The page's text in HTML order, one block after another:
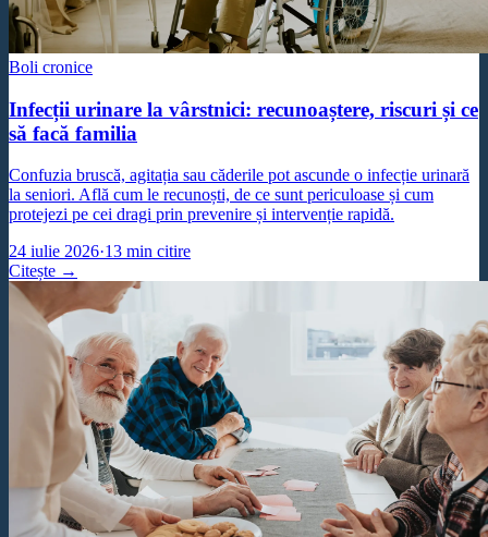
Boli cronice
Infecții urinare la vârstnici: recunoaștere, riscuri și ce
să facă familia
Confuzia bruscă, agitația sau căderile pot ascunde o infecție urinară
la seniori. Află cum le recunoști, de ce sunt periculoase și cum
protejezi pe cei dragi prin prevenire și intervenție rapidă.
24 iulie 2026·13 min citire
Citește →